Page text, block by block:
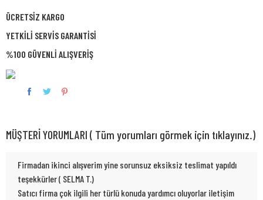
ÜCRETSİZ KARGO
YETKİLİ SERVİS GARANTİSİ
%100 GÜVENLİ ALIŞVERİŞ
MÜŞTERİ YORUMLARI ( Tüm yorumları görmek için tıklayınız.)
Firmadan ikinci alışverim yine sorunsuz eksiksiz teslimat yapıldı
teşekkürler ( SELMA T.)
Satıcı firma çok ilgili her türlü konuda yardımcı oluyorlar iletişim